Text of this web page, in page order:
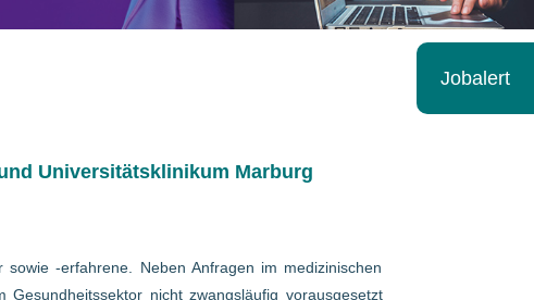
Universitätsklinikum Marburg
-erfahrene. Neben Anfragen im medizinischen
nicht zwangsläufig vorausgesetzt
Jobalert